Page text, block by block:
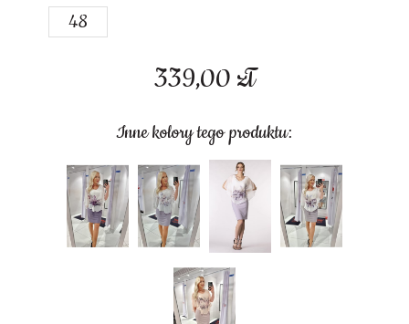
339,00 zł
Inne kolory tego produktu:
48